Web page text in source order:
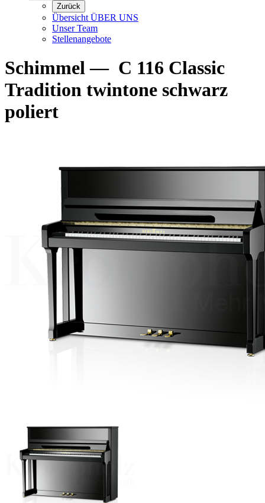
Zurück
Übersicht ÜBER UNS
Unser Team
Stellenangebote
Schimmel— C 116 Classic
Tradition twintone schwarz
poliert